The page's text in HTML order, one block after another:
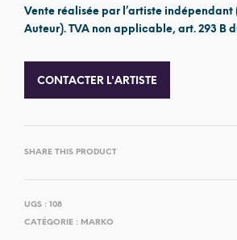
Vente réalisée par l’artiste indépendant
Auteur). TVA non applicable, art. 293 B
CONTACTER L'ARTISTE
SHARE THIS PRODUCT
UGS : 108
CATÉGORIE : MARKO